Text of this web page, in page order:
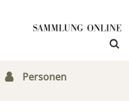
Personen